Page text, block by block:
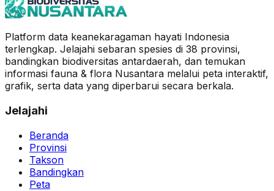
Platform data keanekaragaman hayati Indonesia
terlengkap. Jelajahi sebaran spesies di 38 provinsi,
bandingkan biodiversitas antardaerah, dan temukan
informasi fauna & flora Nusantara melalui peta interaktif,
grafik, serta data yang diperbarui secara berkala.
Jelajahi
Beranda
Provinsi
Takson
Bandingkan
Peta